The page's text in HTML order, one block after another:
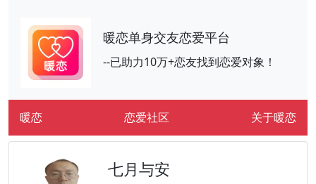
暖恋单身交友恋爱平台
--已助力10万+恋友找到恋爱对象！
暖恋 恋爱社区 关于暖恋
七月与安